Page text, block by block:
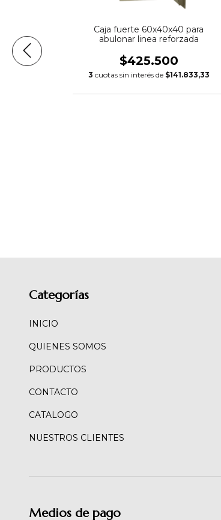
Caja fuerte 60x40x40 para
abulonar linea reforzada
$425.500
3 cuotas sin interés de $141.833,33
Categorías
INICIO
QUIENES SOMOS
PRODUCTOS
CONTACTO
CATALOGO
NUESTROS CLIENTES
Medios de pago